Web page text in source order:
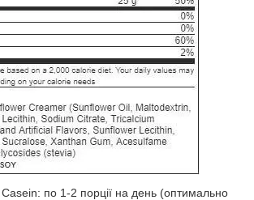
по 1-2 порції на день (оптимально